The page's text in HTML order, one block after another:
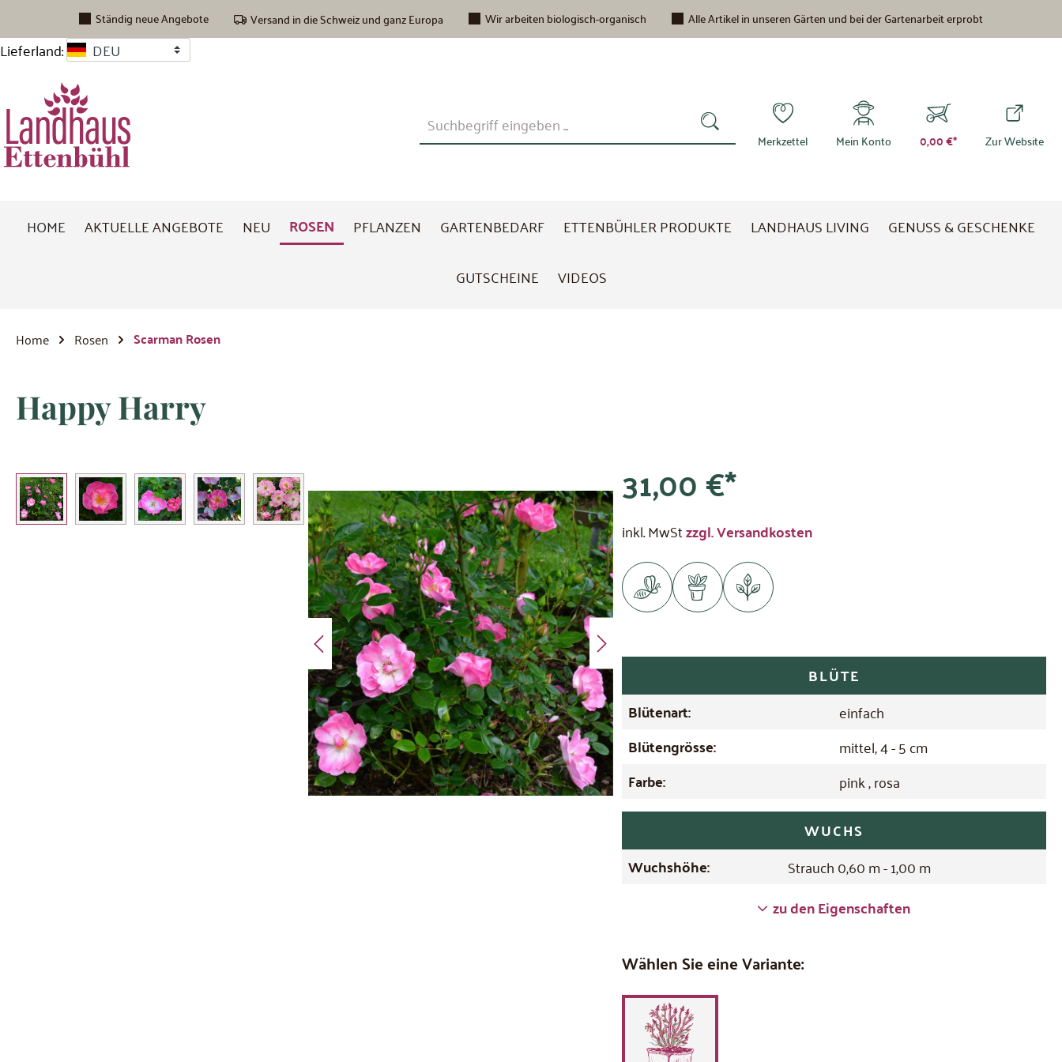
springenStändig neue Angebote Versand in die Schweiz und ganz Europa Wir arbeiten biologisch-organisch Alle Artikel in unseren Gärten und bei der Gartenarbeit erprobt
Lieferland: DEU
Merkzettel Mein Konto 0,00 €* Zur Website
HOME AKTUELLE ANGEBOTE NEU ROSEN PFLANZEN GARTENBEDARF ETTENBÜHLER PRODUKTE LANDHAUS LIVING
GENUSS & GESCHENKE
GUTSCHEINE
VIDEOS
Home Rosen Scarman Rosen
Happy Harry
Bildergalerie überspringen 31,00 €*
inkl. MwStzzgl. Versandkosten
BLÜTE
Blütenart:
einfach
Blütengrösse: mittel, 4 - 5 cm
Farbe: pink, rosa
WUCHS
Wuchshöhe:
Strauch 0,60 m - 1,00 m
zu den Eigenschaften
Wählen Sie eine Variante: